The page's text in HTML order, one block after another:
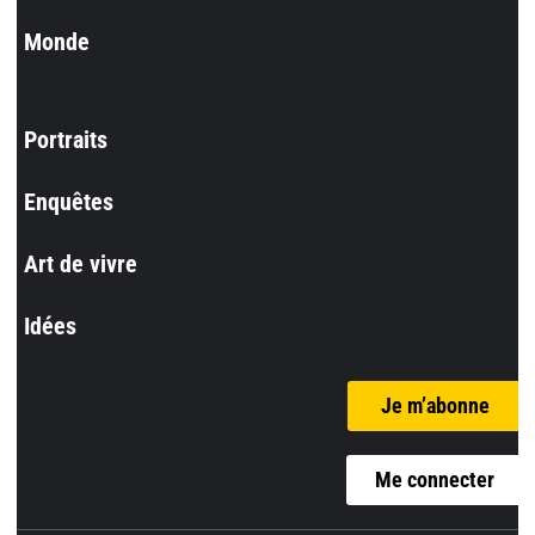
Monde
Portraits
Enquêtes
Art de vivre
Idées
Je m’abonne
Me connecter